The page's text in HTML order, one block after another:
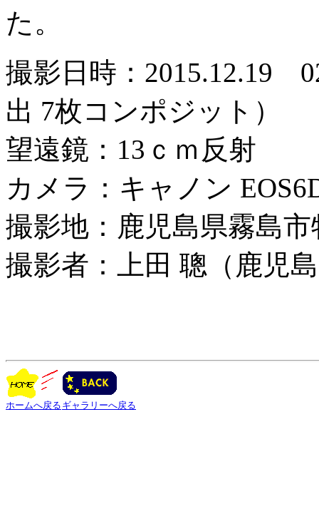
た。
撮影日時：2015.12.19
出 7枚コンポジット）
望遠鏡：13ｃｍ反射
カメラ：キャノン
撮影地：鹿児島県霧島
撮影者：上田 聰（鹿児
ホームへ戻る ギャラリーへ戻る